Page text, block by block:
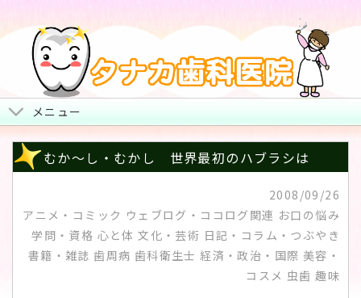
メニュー
トップページ
地図・診療時間・お休み
治療について
むか～し・むかし 世界最初のハブラシは
2008/09/26
アニメ・コミック ウェブログ・ココログ関連 お口の悩み
学問・資格 心と体 文化・芸術 日記・コラム・つぶやき
書籍・雑誌 歯周病 歯科衛生士 経済・政治・国際 美容・
コスメ 虫歯 趣味